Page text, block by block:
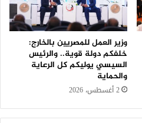
وزير العمل للمصريين بالخارج:
خلفكم دولة قوية.. والرئيس
السيسي يوليكم كل الرعاية
والحماية
2 أغسطس، 2026